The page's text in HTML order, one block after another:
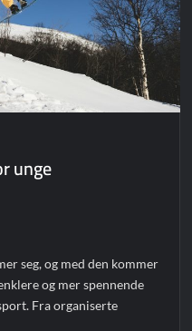
unge
seg, og med den kommer
og mer spennende
Fra organiserte